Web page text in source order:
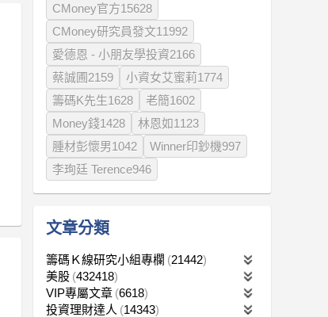
CMoney官方15628
CMoney研究員發文11992
愛德恩 - 小朋友學投資2166
蔡誠圃2159
小資女艾蜜莉1774
籌碼K先生1628
老簡1602
Money錢1428
林恩如1123
腫材彭懷男1042
Winner印鈔機997
李珣廷 Terence946
文章分類
籌碼Ｋ線研究小組專欄
21442
美股 432418
VIP專屬文章 6618
投資理財達人
14343